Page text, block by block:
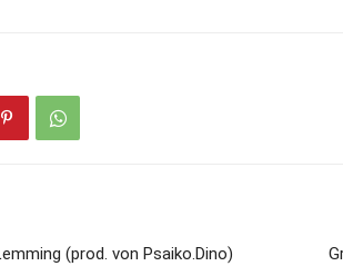
(prod. von Psaiko.Dino)